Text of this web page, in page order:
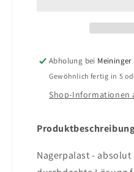
Abholung bei Meininger
Gewöhnlich fertig in 5
Shop-Informationen
Produktbeschreibung
Nagerpalast -